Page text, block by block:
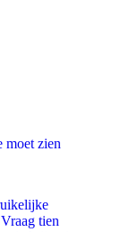
moet zien
tien